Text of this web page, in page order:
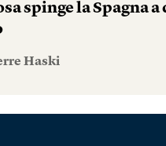
spinge la Spagna a
Haski